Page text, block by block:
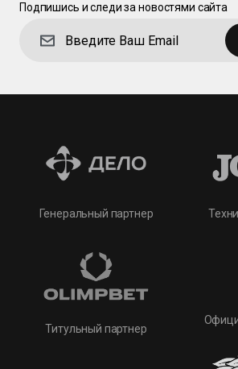
Подпишись и следи за новостями сайта
Генеральный партнер
Титульный партнер